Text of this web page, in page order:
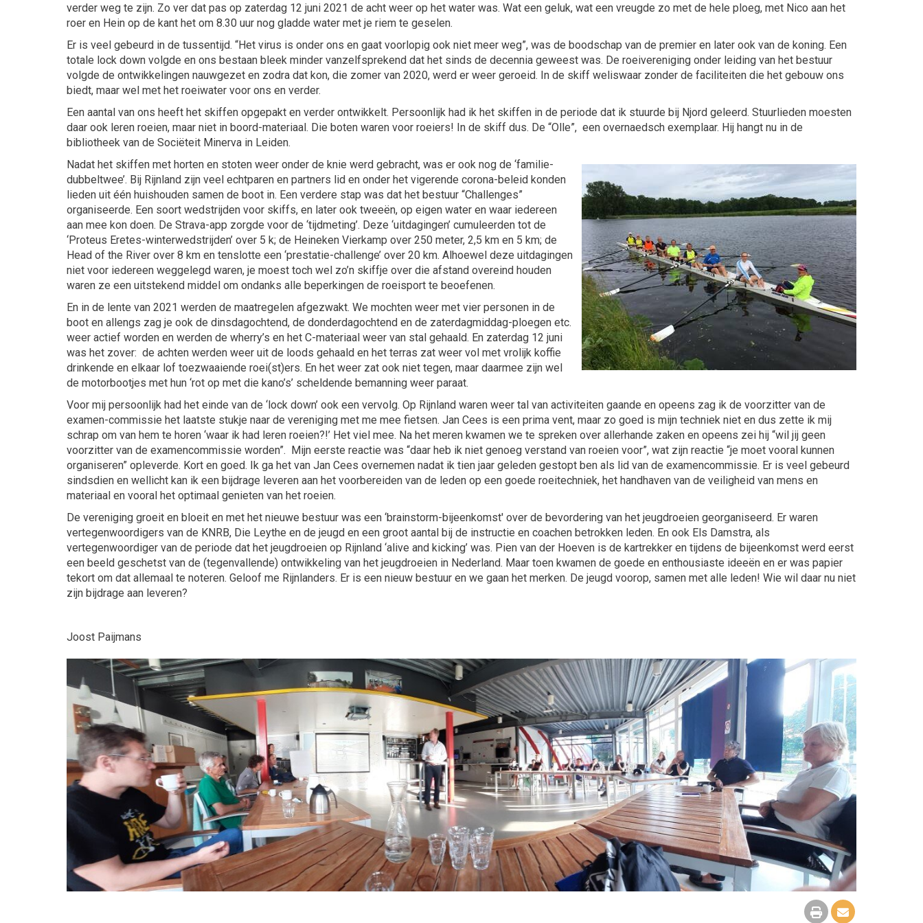
verder weg te zijn. Zo ver dat pas op zaterdag 12 juni 2021 de acht weer op het water was. Wat een geluk, wat een vreugde zo met de hele ploeg, met Nico aan het
roer en Hein op de kant het om 8.30 uur nog gladde water met je riem te geselen.
Er is veel gebeurd in de tussentijd. “Het virus is onder ons en gaat voorlopig ook niet meer weg”, was de boodschap van de premier en later ook van de koning. Een
totale lock down volgde en ons bestaan bleek minder vanzelfsprekend dat het sinds de decennia geweest was. De roeivereniging onder leiding van het bestuur
volgde de ontwikkelingen nauwgezet en zodra dat kon, die zomer van 2020, werd er weer geroeid. In de skiff weliswaar zonder de faciliteiten die het gebouw ons
biedt, maar wel met het roeiwater voor ons en verder.
Een aantal van ons heeft het skiffen opgepakt en verder ontwikkelt. Persoonlijk had ik het skiffen in de periode dat ik stuurde bij Njord geleerd. Stuurlieden moesten
daar ook leren roeien, maar niet in boord-materiaal. Die boten waren voor roeiers! In de skiff dus. De “Olle”, een overnaedsch exemplaar. Hij hangt nu in de
bibliotheek van de Sociëteit Minerva in Leiden.
Nadat het skiffen met horten en stoten weer onder de knie werd gebracht, was er ook nog de ‘familie-
dubbeltwee’. Bij Rijnland zijn veel echtparen en partners lid en onder het vigerende corona-beleid konden
lieden uit één huishouden samen de boot in. Een verdere stap was dat het bestuur “Challenges”
organiseerde. Een soort wedstrijden voor skiffs, en later ook tweeën, op eigen water en waar iedereen
aan mee kon doen. De Strava-app zorgde voor de ‘tijdmeting’. Deze ‘uitdagingen’ cumuleerden tot de
‘Proteus Eretes-winterwedstrijden’ over 5 k; de Heineken Vierkamp over 250 meter, 2,5 km en 5 km; de
Head of the River over 8 km en tenslotte een ‘prestatie-challenge’ over 20 km. Alhoewel deze uitdagingen
niet voor iedereen weggelegd waren, je moest toch wel zo’n skiffje over die afstand overeind houden
waren ze een uitstekend middel om ondanks alle beperkingen de roeisport te beoefenen.
En in de lente van 2021 werden de maatregelen afgezwakt. We mochten weer met vier personen in de
boot en allengs zag je ook de dinsdagochtend, de donderdagochtend en de zaterdagmiddag-ploegen etc.
weer actief worden en werden de wherry’s en het C-materiaal weer van stal gehaald. En zaterdag 12 juni
was het zover: de achten werden weer uit de loods gehaald en het terras zat weer vol met vrolijk koffie
drinkende en elkaar lof toezwaaiende roei(st)ers. En het weer zat ook niet tegen, maar daarmee zijn wel
de motorbootjes met hun ‘rot op met die kano’s’ scheldende bemanning weer paraat.
Voor mij persoonlijk had het einde van de ‘lock down’ ook een vervolg. Op Rijnland waren weer tal van activiteiten gaande en opeens zag ik de voorzitter van de
examen-commissie het laatste stukje naar de vereniging met me mee fietsen. Jan Cees is een prima vent, maar zo goed is mijn techniek niet en dus zette ik mij
schrap om van hem te horen ‘waar ik had leren roeien?!’ Het viel mee. Na het meren kwamen we te spreken over allerhande zaken en opeens zei hij “wil jij geen
voorzitter van de examencommissie worden”. Mijn eerste reactie was “daar heb ik niet genoeg verstand van roeien voor”, wat zijn reactie “je moet vooral kunnen
organiseren” opleverde. Kort en goed. Ik ga het van Jan Cees overnemen nadat ik tien jaar geleden gestopt ben als lid van de examencommissie. Er is veel gebeurd
sindsdien en wellicht kan ik een bijdrage leveren aan het voorbereiden van de leden op een goede roeitechniek, het handhaven van de veiligheid van mens en
materiaal en vooral het optimaal genieten van het roeien.
De vereniging groeit en bloeit en met het nieuwe bestuur was een ‘brainstorm-bijeenkomst' over de bevordering van het jeugdroeien georganiseerd. Er waren
vertegenwoordigers van de KNRB, Die Leythe en de jeugd en een groot aantal bij de instructie en coachen betrokken leden. En ook Els Damstra, als
vertegenwoordiger van de periode dat het jeugdroeien op Rijnland ‘alive and kicking’ was. Pien van der Hoeven is de kartrekker en tijdens de bijeenkomst werd eerst
een beeld geschetst van de (tegenvallende) ontwikkeling van het jeugdroeien in Nederland. Maar toen kwamen de goede en enthousiaste ideeën en er was papier
tekort om dat allemaal te noteren. Geloof me Rijnlanders. Er is een nieuw bestuur en we gaan het merken. De jeugd voorop, samen met alle leden! Wie wil daar nu niet
zijn bijdrage aan leveren?
Joost Paijmans